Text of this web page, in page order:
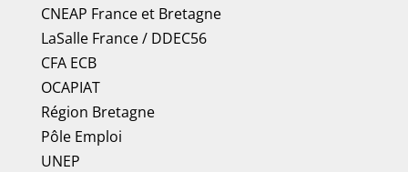
CNEAP Franceet Bretagne
LaSalle France/ DDEC56
CFA ECB
OCAPIAT
Région Bretagne
Pôle Emploi
UNEP